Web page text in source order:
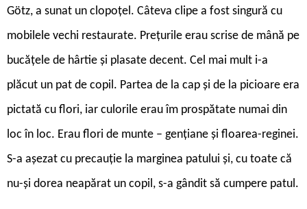
Götz, a sunat un clopoțel. Câteva clipe a fost singură cu
mobilele vechi restaurate. Prețurile erau scrise de mână pe
bucățele de hârtie și plasate decent. Cel mai mult i-a
plăcut un pat de copil. Partea de la cap și de la picioare era
pictată cu flori, iar culorile erau îm prospătate numai din
loc în loc. Erau flori de munte – gențiane și floarea-reginei.
S-a așezat cu precauție la marginea patului și, cu toate că
nu-și dorea neapărat un copil, s-a gândit să cumpere patul.